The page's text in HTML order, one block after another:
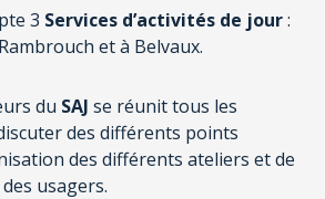
3 Services d’activités de jour:
et à Belvaux.
du SAJ se réunit tous les
des différents points
des différents ateliers et de
usagers.